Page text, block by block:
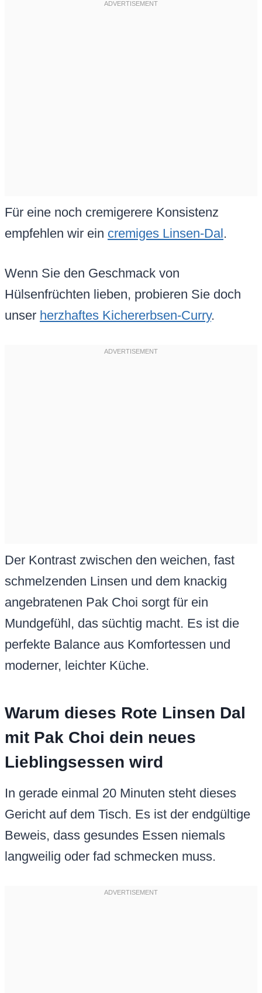
Für eine noch cremigerere Konsistenz
empfehlen wir ein cremiges Linsen-Dal .
Wenn Sie den Geschmack von
Hülsenfrüchten lieben, probieren Sie doch
unser herzhaftes Kichererbsen-Curry.
Der Kontrast zwischen den weichen, fast
schmelzenden Linsen und dem knackig
angebratenen Pak Choi sorgt für ein
Mundgefühl, das süchtig macht. Es ist die
perfekte Balance aus Komfortessen und
moderner, leichter Küche.
Warum dieses Rote Linsen Dal
mit Pak Choi dein neues
Lieblingsessen wird
In gerade einmal 20 Minuten steht dieses
Gericht auf dem Tisch. Es ist der endgültige
Beweis, dass gesundes Essen niemals
langweilig oder fad schmecken muss.